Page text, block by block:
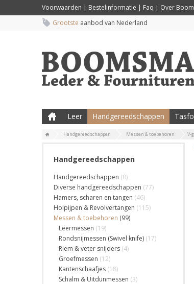
Voorwaarden | Bestelinformatie | Faq | Over
Grootste aanbod van Nederland
Leer Handgereedschappen
Handgereedschappen Messen & toebehoren V-
Handgereedschappen
Handgereedschappen (0)
Diverse handgereedschappen (77)
Hamers, scharen en tangen (46)
Holpijpen & Revolvertangen (115)
Messen & toebehoren (99)
Leermessen (19)
Rondsnijmessen (Swivel knife) (17)
Riem & veter snijders (4)
Groefmessen (12)
Kantenschaafjes (18)
Schalm & Uitdunmessen (3)